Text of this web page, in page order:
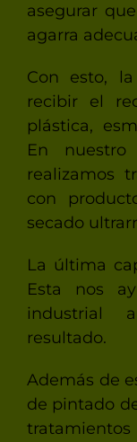
asegurar
agarra
Con esto,
recibir el
plástica,
En
realizamos
con
secado
La última
Esta nos
industrial
resultado.
Además de
de pintado